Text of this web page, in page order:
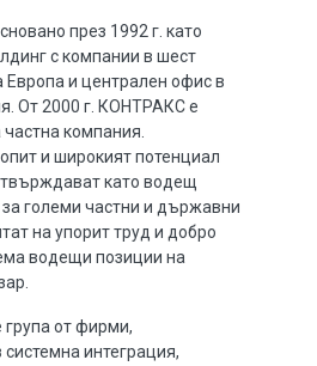
през 1992 г. като
с компании в шест
Европа и централен офис в
От 2000 г. КОНТРАКС е
компания.
и широкият потенциал
като водещ
големи частни и държавни
на упорит труд и добро
водещи позиции на
от фирми,
интеграция,